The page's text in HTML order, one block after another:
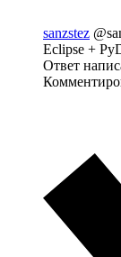
sanzstez
Eclipse +
Ответ